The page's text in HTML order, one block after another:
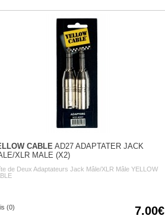
CABLEAD27 ADAPTATER JACK
XLR MALE (X2)
de Deux Adaptateurs Jack Mâle/XLR Mâle YELLOW
(0) 7.00